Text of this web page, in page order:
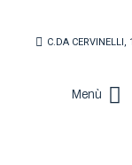
C.DA CERVINELLI,
Menù